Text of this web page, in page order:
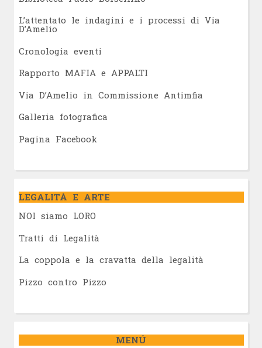
L’attentato le indagini e i processi di Via
D’Amelio
Cronologia eventi
Rapporto MAFIA e APPALTI
Via D’Amelio in Commissione Antimfia
Galleria fotografica
Pagina Facebook
LEGALITÀ E ARTE
NOI siamo LORO
Tratti di Legalità
La coppola e la cravatta della legalità
Pizzo contro Pizzo
MENÚ